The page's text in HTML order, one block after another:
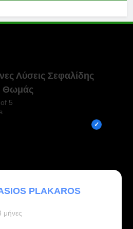
Λύσεις Σεφαλίδης
Θωμάς
5
PLAKAROS
μήνες